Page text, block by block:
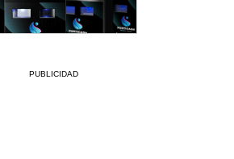
PUBLICIDAD